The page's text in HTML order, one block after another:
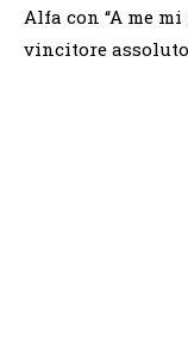
Alfa con “A me
vincitore